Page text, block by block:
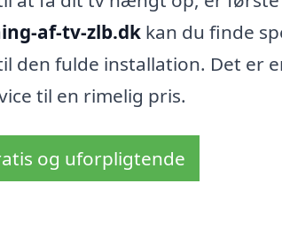
af-tv-zlb.dk kan du finde
den fulde installation. Det er
til en rimelig pris.
og uforpligtende